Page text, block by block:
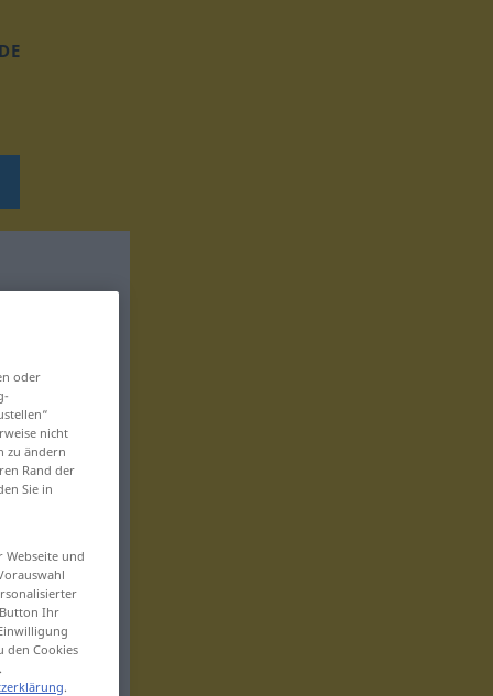
oder
nicht
zu ändern
Rand der
Sie in
und
Ihr
den Cookies
.